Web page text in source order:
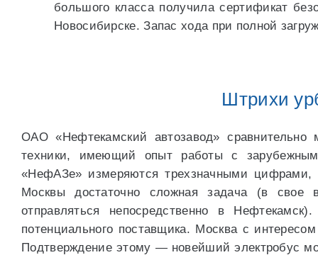
большого класса получила сертификат
Новосибирске. Запас хода при полной
Штрихи
ОАО «Нефтекамский автозавод» сравнительно
техники, имеющий опыт работы с
«НефАЗе» измеряются трехзначными цифрами,
Москвы достаточно сложная задача (в свое
отправляться непосредственно в
потенциального поставщика. Москва с
Подтверждение этому — новейший электробус